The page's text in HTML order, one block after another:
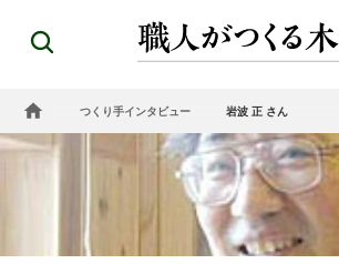
つくり手インタビュー 岩波 正 さん